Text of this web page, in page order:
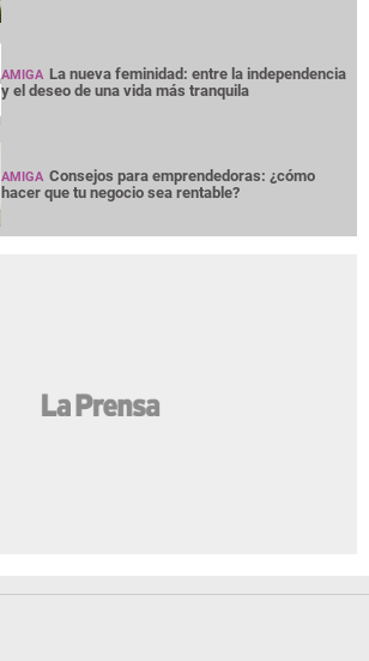
AMIGA La nueva feminidad: entre la independencia
y el deseo de una vida más tranquila
AMIGA Consejos para emprendedoras: ¿cómo
hacer que tu negocio sea rentable?